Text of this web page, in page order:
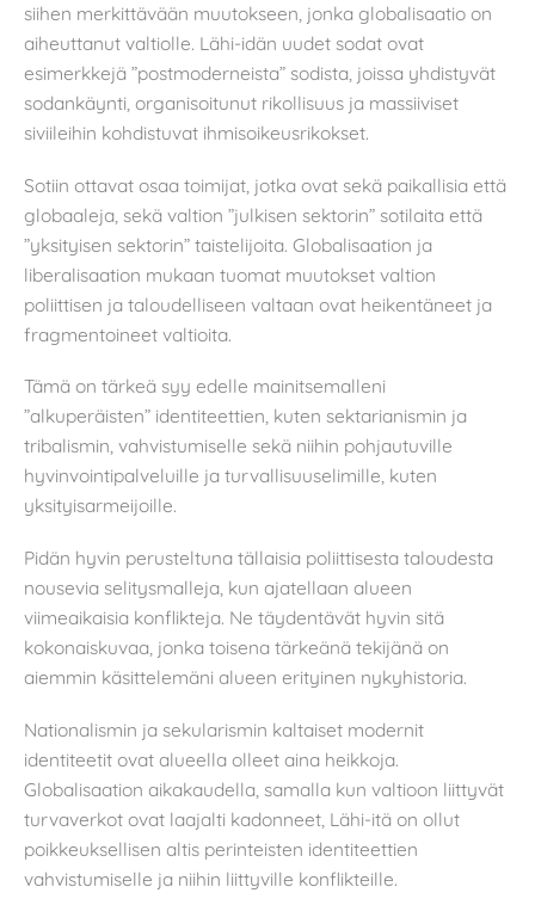
siihen merkittävään muutokseen, jonka globalisaatio on
aiheuttanut valtiolle. Lähi-idän uudet sodat ovat
esimerkkejä ”postmoderneista” sodista, joissa yhdistyvät
sodankäynti, organisoitunut rikollisuus ja massiiviset
siviileihin kohdistuvat ihmisoikeusrikokset.
Sotiin ottavat osaa toimijat, jotka ovat sekä paikallisia että
globaaleja, sekä valtion ”julkisen sektorin” sotilaita että
”yksityisen sektorin” taistelijoita. Globalisaation ja
liberalisaation mukaan tuomat muutokset valtion
poliittisen ja taloudelliseen valtaan ovat heikentäneet ja
fragmentoineet valtioita.
Tämä on tärkeä syy edelle mainitsemalleni
”alkuperäisten” identiteettien, kuten sektarianismin ja
tribalismin, vahvistumiselle sekä niihin pohjautuville
hyvinvointipalveluille ja turvallisuuselimille, kuten
yksityisarmeijoille.
Pidän hyvin perusteltuna tällaisia poliittisesta taloudesta
nousevia selitysmalleja, kun ajatellaan alueen
viimeaikaisia konflikteja. Ne täydentävät hyvin sitä
kokonaiskuvaa, jonka toisena tärkeänä tekijänä on
aiemmin käsittelemäni alueen erityinen nykyhistoria.
Nationalismin ja sekularismin kaltaiset modernit
identiteetit ovat alueella olleet aina heikkoja.
Globalisaation aikakaudella, samalla kun valtioon liittyvät
turvaverkot ovat laajalti kadonneet, Lähi-itä on ollut
poikkeuksellisen altis perinteisten identiteettien
vahvistumiselle ja niihin liittyville konflikteille.